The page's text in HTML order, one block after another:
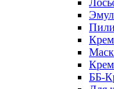
Крем
ББ-